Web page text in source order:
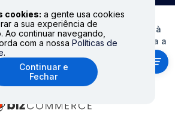
cookies: a gente usa cookies
a sua experiência de
Ao continuar navegando,
com a nossa Políticas de
.
Continuar e
Fechar
os direitos reservados. Proibida
parcial. Preços e Estoques sujeitos à
Ofertas válidas somente para a
aceitas: cartões de crédito (Visa,
e American Express), boleto e Pix.